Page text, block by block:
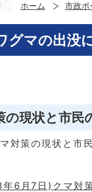
ホーム 市政ポ
グマの出没
の現状と市民
対策の現状と市
6月7日)クマ対